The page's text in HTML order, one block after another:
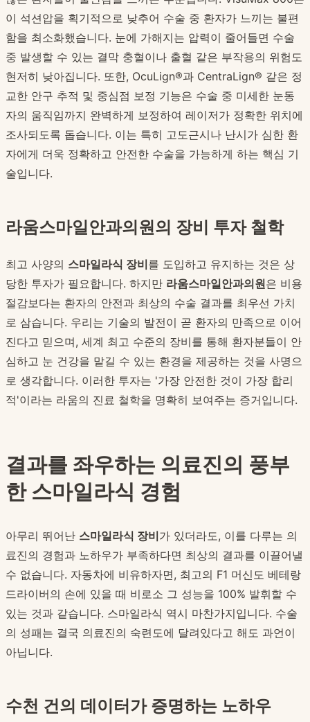
이 석션압을 획기적으로 낮추어 수술 중 환자가 느끼는 불편
함을 최소화했습니다. 눈에 가해지는 압력이 줄어들면 수술
중 발생할 수 있는 결막 충혈이나 출혈 같은 부작용의 위험도
현저히 낮아집니다. 또한, OcuLign®과 CentraLign® 같은 정
교한 안구 추적 및 중심점 보정 기능은 수술 중 미세한 눈동
자의 움직임까지 완벽하게 보정하여 레이저가 정확한 위치에
조사되도록 돕습니다. 이는 특히 고도근시나 난시가 심한 환
자에게 더욱 정확하고 안전한 수술을 가능하게 하는 핵심 기
술입니다.
라움스마일안과의원의 장비 투자 철학
최고 사양의 스마일라식 장비를 도입하고 유지하는 것은 상
당한 투자가 필요합니다. 하지만 라움스마일안과의원은 비용
절감보다는 환자의 안전과 최상의 수술 결과를 최우선 가치
로 삼습니다. 우리는 기술의 발전이 곧 환자의 만족으로 이어
진다고 믿으며, 세계 최고 수준의 장비를 통해 환자분들이 안
심하고 눈 건강을 맡길 수 있는 환경을 제공하는 것을 사명으
로 생각합니다. 이러한 투자는 '가장 안전한 것이 가장 합리
적'이라는 라움의 진료 철학을 명확히 보여주는 증거입니다.
결과를 좌우하는 의료진의 풍부
한 스마일라식 경험
아무리 뛰어난 스마일라식 장비가 있더라도, 이를 다루는 의
료진의 경험과 노하우가 부족하다면 최상의 결과를 이끌어낼
수 없습니다. 자동차에 비유하자면, 최고의 F1 머신도 베테랑
드라이버의 손에 있을 때 비로소 그 성능을 100% 발휘할 수
있는 것과 같습니다. 스마일라식 역시 마찬가지입니다. 수술
의 성패는 결국 의료진의 숙련도에 달려있다고 해도 과언이
아닙니다.
수천 건의 데이터가 증명하는 노하우